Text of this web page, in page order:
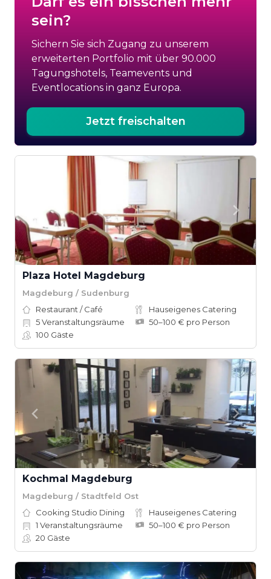
sein?
Sichern Sie sich Zugang zu unserem
erweiterten Portfolio mit über 90.000
Tagungshotels, Teamevents und
Eventlocations in ganz Europa.
Jetzt freischalten
Plaza Hotel Magdeburg
Magdeburg / Sudenburg
Restaurant / Café
Hauseigenes Catering
5Veranstaltungsräume
50–100 € pro Person
100 Gäste
Kochmal Magdeburg
Magdeburg / Stadtfeld Ost
Cooking Studio Dining
Hauseigenes Catering
1 Veranstaltungsräume
50–100 € pro Person
20 Gäste